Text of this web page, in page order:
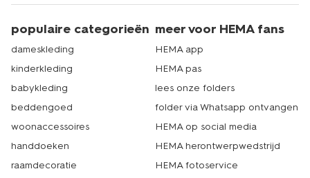
populaire categorieën
dameskleding
kinderkleding
babykleding
beddengoed
woonaccessoires
handdoeken
raamdecoratie
meer voor HEMA fans
HEMA app
HEMA pas
lees onze folders
folder via Whatsapp ontvangen
HEMA op social media
HEMA herontwerpwedstrijd
HEMA fotoservice